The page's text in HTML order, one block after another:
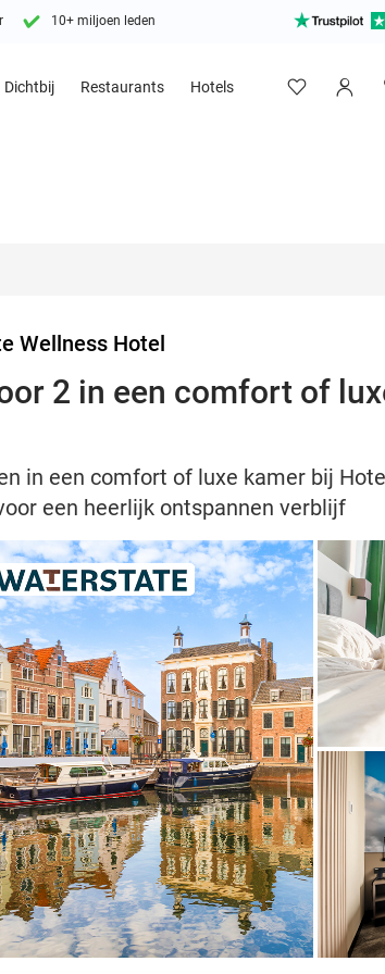
10+ miljoen leden
Dichtbij Restaurants Hotels
Wellness Hotel
2 in een comfort of
in een comfort of luxe kamer bij
een heerlijk ontspannen verblijf